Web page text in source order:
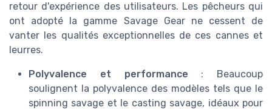
retour d'expérience des utilisateurs. Les pêcheurs qui
ont adopté la gamme Savage Gear ne cessent de
vanter les qualités exceptionnelles de ces cannes et
leurres.
Polyvalence et performance : Beaucoup
soulignent la polyvalence des modèles tels que le
spinning savage et le casting savage, idéaux pour